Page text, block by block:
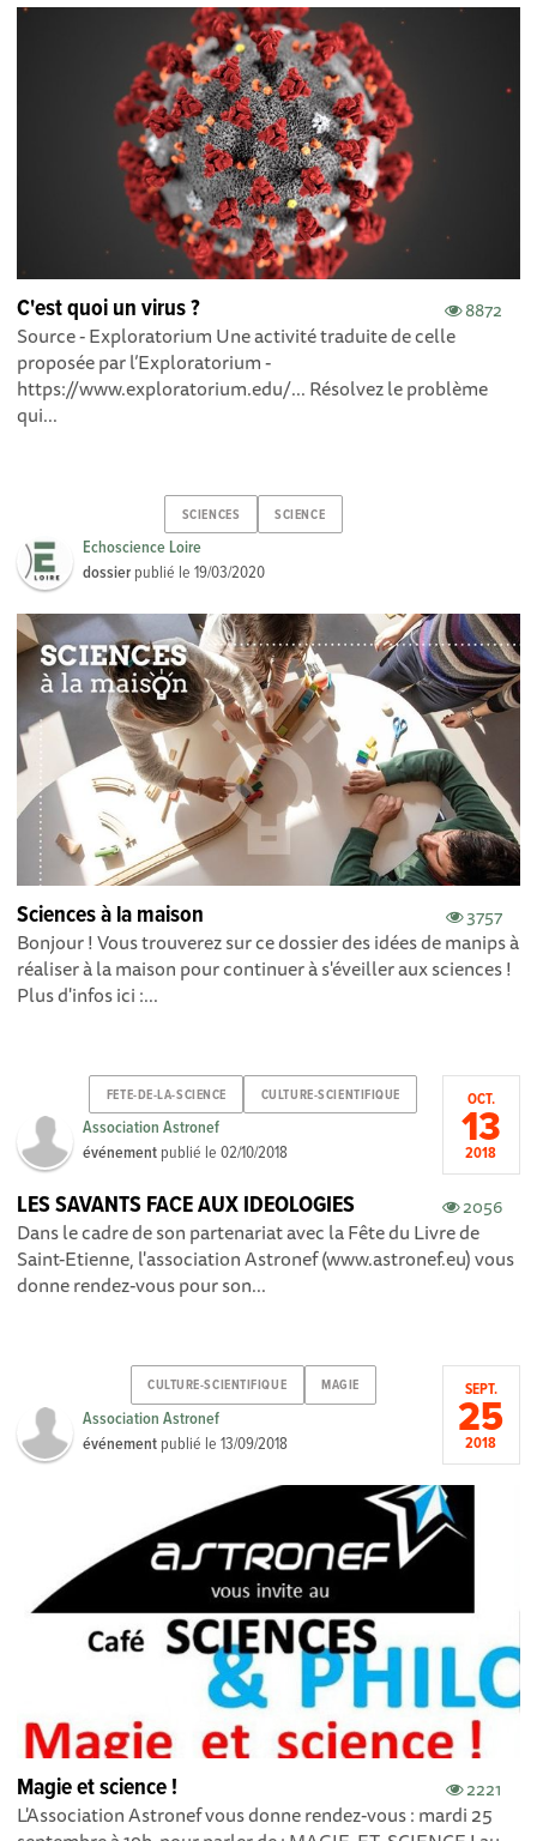
8872
C'est quoi un virus ?
Source - Exploratorium Une activité traduite de celle
proposée par l’Exploratorium -
https://www.exploratorium.edu/... Résolvez le problème
qui...
SCIENCES SCIENCE
Echoscience Loire
dossier publié le19/03/2020
3757
Sciences à la maison
Bonjour ! Vous trouverez sur ce dossier des idées de manips à
réaliser à la maison pour continuer à s'éveiller aux sciences !
Plus d'infos ici :...
FETE-DE-LA-SCIENCE CULTURE-SCIENTIFIQUE
Association Astronef
événement publié le02/10/2018
OCT.
13
2018
2056
LES SAVANTS FACE AUX IDEOLOGIES
Dans le cadre de son partenariat avec la Fête du Livre de
Saint-Etienne, l'association Astronef (www.astronef.eu) vous
donne rendez-vous pour son...
CULTURE-SCIENTIFIQUE MAGIE
Association Astronef
événement publié le13/09/2018
SEPT.
25
2018
2221
Magie et science !
L'Association Astronef vous donne rendez-vous : mardi 25